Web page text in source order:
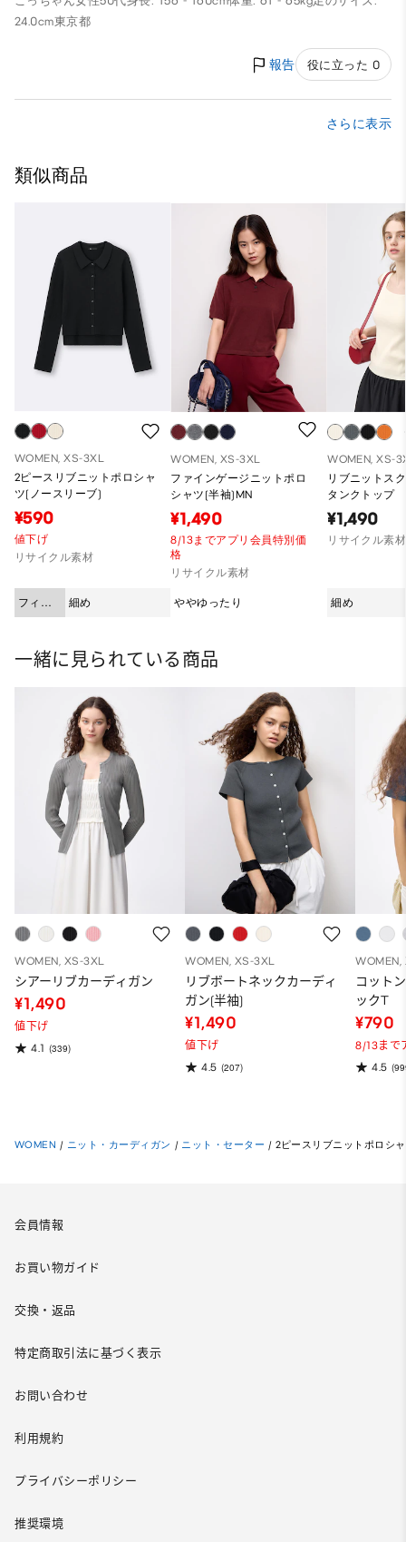
24.0cm東京都
報告 役に立った 0
さらに表示
類似商品
WOMEN, XS-3XL
2ピースリブニットポロシャ
ツ(ノースリーブ)
¥590
値下げ
リサイクル素材
フィッ
ト
細め
WOMEN, XS-3XL
ファインゲージニットポロ
シャツ(半袖)MN
¥1,490
8/13までアプリ会員特別価
格
リサイクル素材
ややゆったり
WOMEN, XS-
リブニットス
タンクトップ
¥1,490
リサイクル素材
細め
一緒に見られている商品
WOMEN, XS-3XL
シアーリブカーディガン
¥1,490
値下げ
4.1 (339)
WOMEN, XS-3XL
リブボートネックカーディ
ガン(半袖)
¥1,490
値下げ
4.5 (207)
WOMEN,
コット
ックT
¥790
8/13まで
4.5
WOMEN / ニット・カーディガン / ニット・セーター / 2ピースリブニットポロシ
会員情報
お買い物ガイド
交換・返品
特定商取引法に基づく表示
お問い合わせ
利用規約
プライバシーポリシー
推奨環境